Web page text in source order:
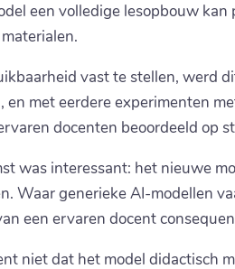
een volledige lesopbouw
vast te stellen, werd
en met eerdere experimenten
docenten beoordeeld op
was interessant: het nieuwe
Waar generieke AI-modellen
een ervaren docent
niet dat het model didactisch